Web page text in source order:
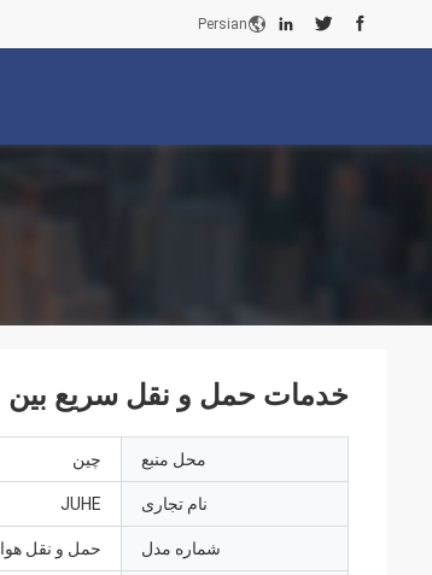
Persian
خدمات حمل و نقل سریع بین
محل منبع چین
نام تجاری JUHE
شماره مدل حمل و نقل